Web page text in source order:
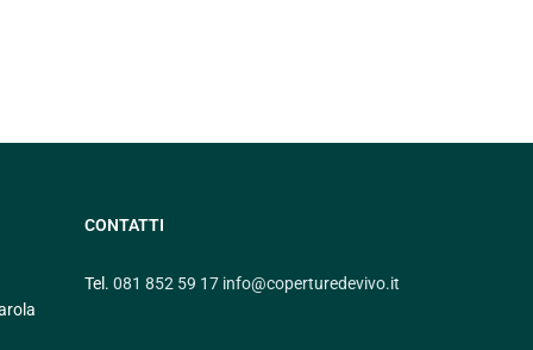
CONTATTI
Tel. 081 852 59 17 info@coperturedevivo.it